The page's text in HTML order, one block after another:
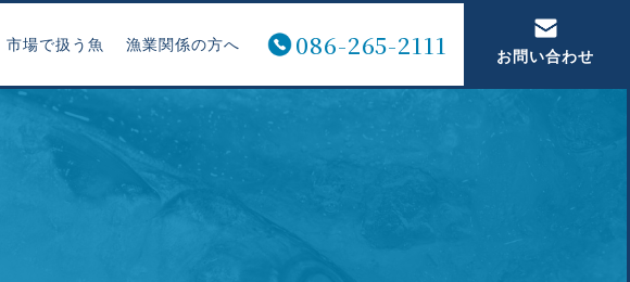
市場で扱う魚 漁業関係の方へ 086-265-2111 お問い合わせ